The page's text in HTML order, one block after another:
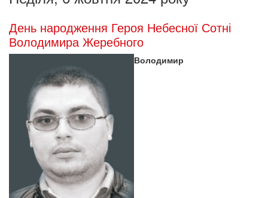
День народження Героя Небесної Сотні
Володимира Жеребного
Володимир